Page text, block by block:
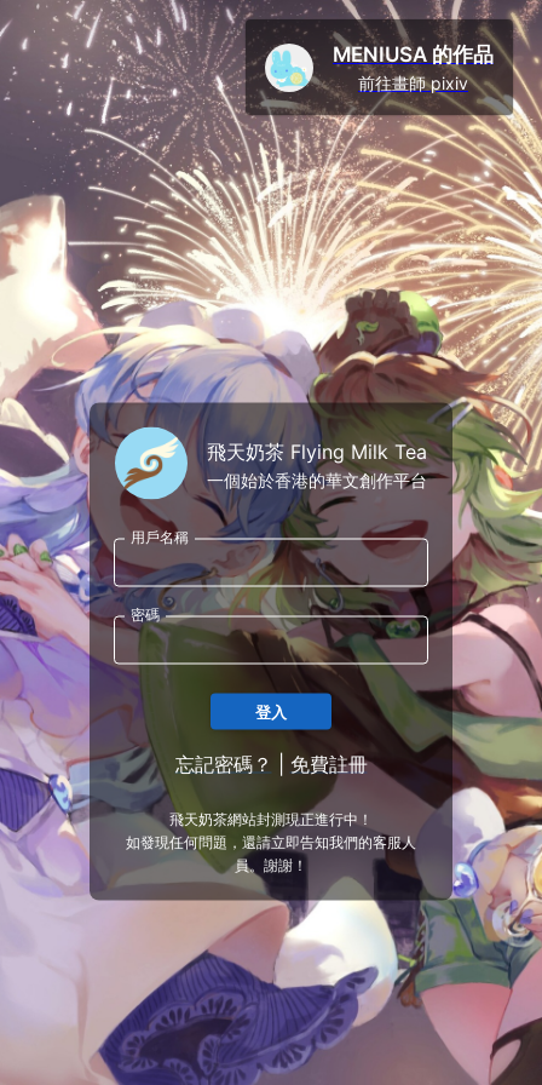
飛天奶茶 Flying Milk Tea
一個始於香港的華文創作平台
用戶名稱
密碼
登入
忘記密碼？ 免費註冊
飛天奶茶網站封測現正進行中！
如發現任何問題，還請立即告知我們的客服人
員。謝謝！
MENIUSA 的作品
前往畫師 pixiv